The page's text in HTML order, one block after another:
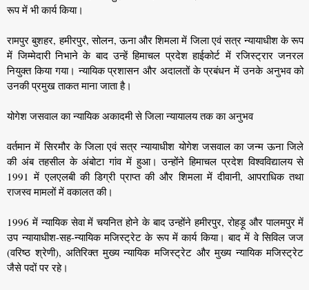
रूप में भी कार्य किया।
रामपुर बुशहर, हमीरपुर, सोलन, ऊना और शिमला में जिला एवं सत्र न्यायाधीश के रूप
में जिम्मेदारी निभाने के बाद उन्हें हिमाचल प्रदेश हाईकोर्ट में रजिस्ट्रार जनरल
नियुक्त किया गया। न्यायिक प्रशासन और अदालतों के प्रबंधन में उनके अनुभव को
उनकी प्रमुख ताकत माना जाता है।
योगेश जसवाल का न्यायिक अकादमी से जिला न्यायालय तक का अनुभव
वर्तमान में सिरमौर के जिला एवं सत्र न्यायाधीश योगेश जसवाल का जन्म ऊना जिले
की अंब तहसील के अंबोटा गांव में हुआ। उन्होंने हिमाचल प्रदेश विश्वविद्यालय से
1991 में एलएलबी की डिग्री प्राप्त की और शिमला में दीवानी, आपराधिक तथा
राजस्व मामलों में वकालत की।
1996 में न्यायिक सेवा में चयनित होने के बाद उन्होंने हमीरपुर, रोहड़ू और पालमपुर में
उप न्यायाधीश-सह-न्यायिक मजिस्ट्रेट के रूप में कार्य किया। बाद में वे सिविल जज
(वरिष्ठ श्रेणी), अतिरिक्त मुख्य न्यायिक मजिस्ट्रेट और मुख्य न्यायिक मजिस्ट्रेट
जैसे पदों पर रहे।